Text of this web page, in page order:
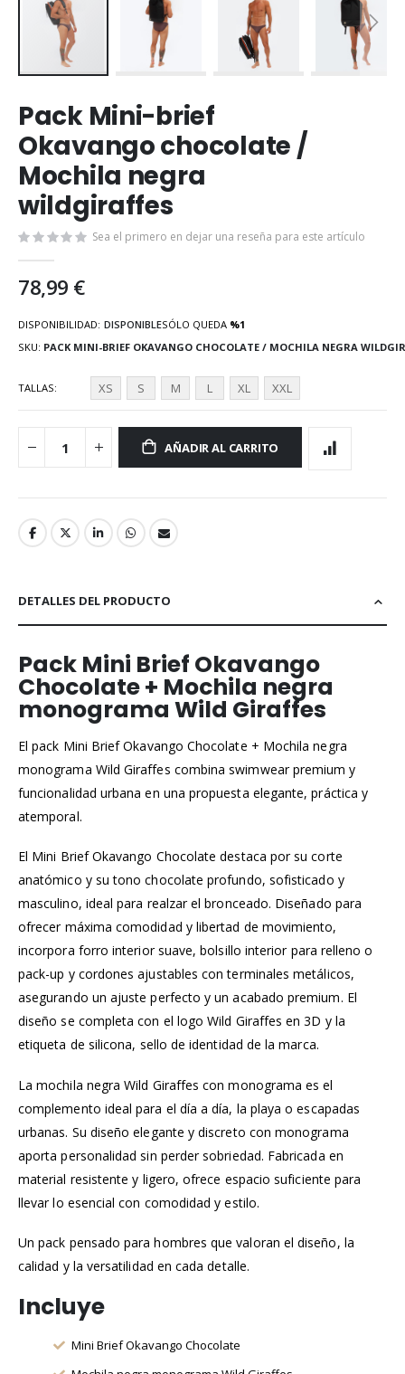
al
comienzo
de
la
galería
de
Pack Mini-brief
Okavango chocolate /
Mochila negra
wildgiraffes
Sea el primero en dejar una reseña para este artículo
78,99 €
DISPONIBILIDAD: DISPONIBLESÓLO QUEDA %1
SKU PACK MINI-BRIEF OKAVANGO CHOCOLATE / MOCHILA NEGRA
TALLAS XS S M L XL XXL
AÑADIR AL CARRITO
DETALLES DEL PRODUCTO
Pack Mini Brief Okavango
Chocolate + Mochila negra
monograma Wild Giraffes
El pack Mini Brief Okavango Chocolate + Mochila negra
monograma Wild Giraffes combina swimwear premium y
funcionalidad urbana en una propuesta elegante, práctica y
atemporal.
El Mini Brief Okavango Chocolate destaca por su corte
anatómico y su tono chocolate profundo, sofisticado y
masculino, ideal para realzar el bronceado. Diseñado para
ofrecer máxima comodidad y libertad de movimiento,
incorpora forro interior suave, bolsillo interior para relleno o
pack-up y cordones ajustables con terminales metálicos,
asegurando un ajuste perfecto y un acabado premium. El
diseño se completa con el logo Wild Giraffes en 3D y la
etiqueta de silicona, sello de identidad de la marca.
La mochila negra Wild Giraffes con monograma es el
complemento ideal para el día a día, la playa o escapadas
urbanas. Su diseño elegante y discreto con monograma
aporta personalidad sin perder sobriedad. Fabricada en
material resistente y ligero, ofrece espacio suficiente para
llevar lo esencial con comodidad y estilo.
Un pack pensado para hombres que valoran el diseño, la
calidad y la versatilidad en cada detalle.
Incluye
Mini Brief Okavango Chocolate